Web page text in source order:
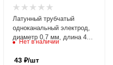
Латунный трубчатый
одноканальный электрод,
диаметр 0,7 мм, длина 400
Нет в наличии
43₽/шт